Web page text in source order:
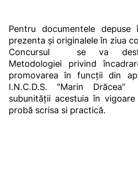
Pentru documentele
prezenta și originalele în ziua
Concursul se va
Metodologiei privind
promovarea în funcții din
I.N.C.D.S. ”Marin
subunității acestuia în
probă scrisa si practică.